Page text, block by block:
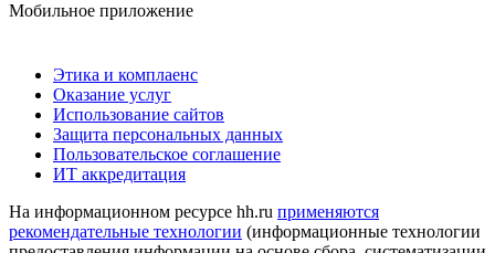
Мобильное приложение
Этика и комплаенс
Оказание услуг
Использование сайтов
Защита персональных данных
Пользовательское соглашение
ИТ аккредитация
На информационном ресурсе hh.ru применяются
рекомендательные технологии (информационные технологии